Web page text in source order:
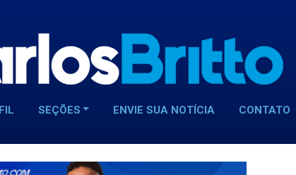
SEÇÕES ENVIE SUA NOTÍCIA CONTATO